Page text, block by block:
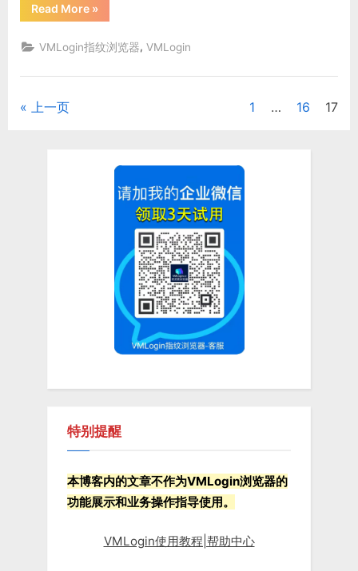
新”
Read More“速
卖
视
觉
索’上
VMLogin
»
VMLogin指纹浏览器,VMLogin
文上一页 1 … 16 17
特别提醒
本博客内的文章不作为VMLogin浏览器的
功能展示和业务操作指导使用。
VMLogin使用教程|帮助中心